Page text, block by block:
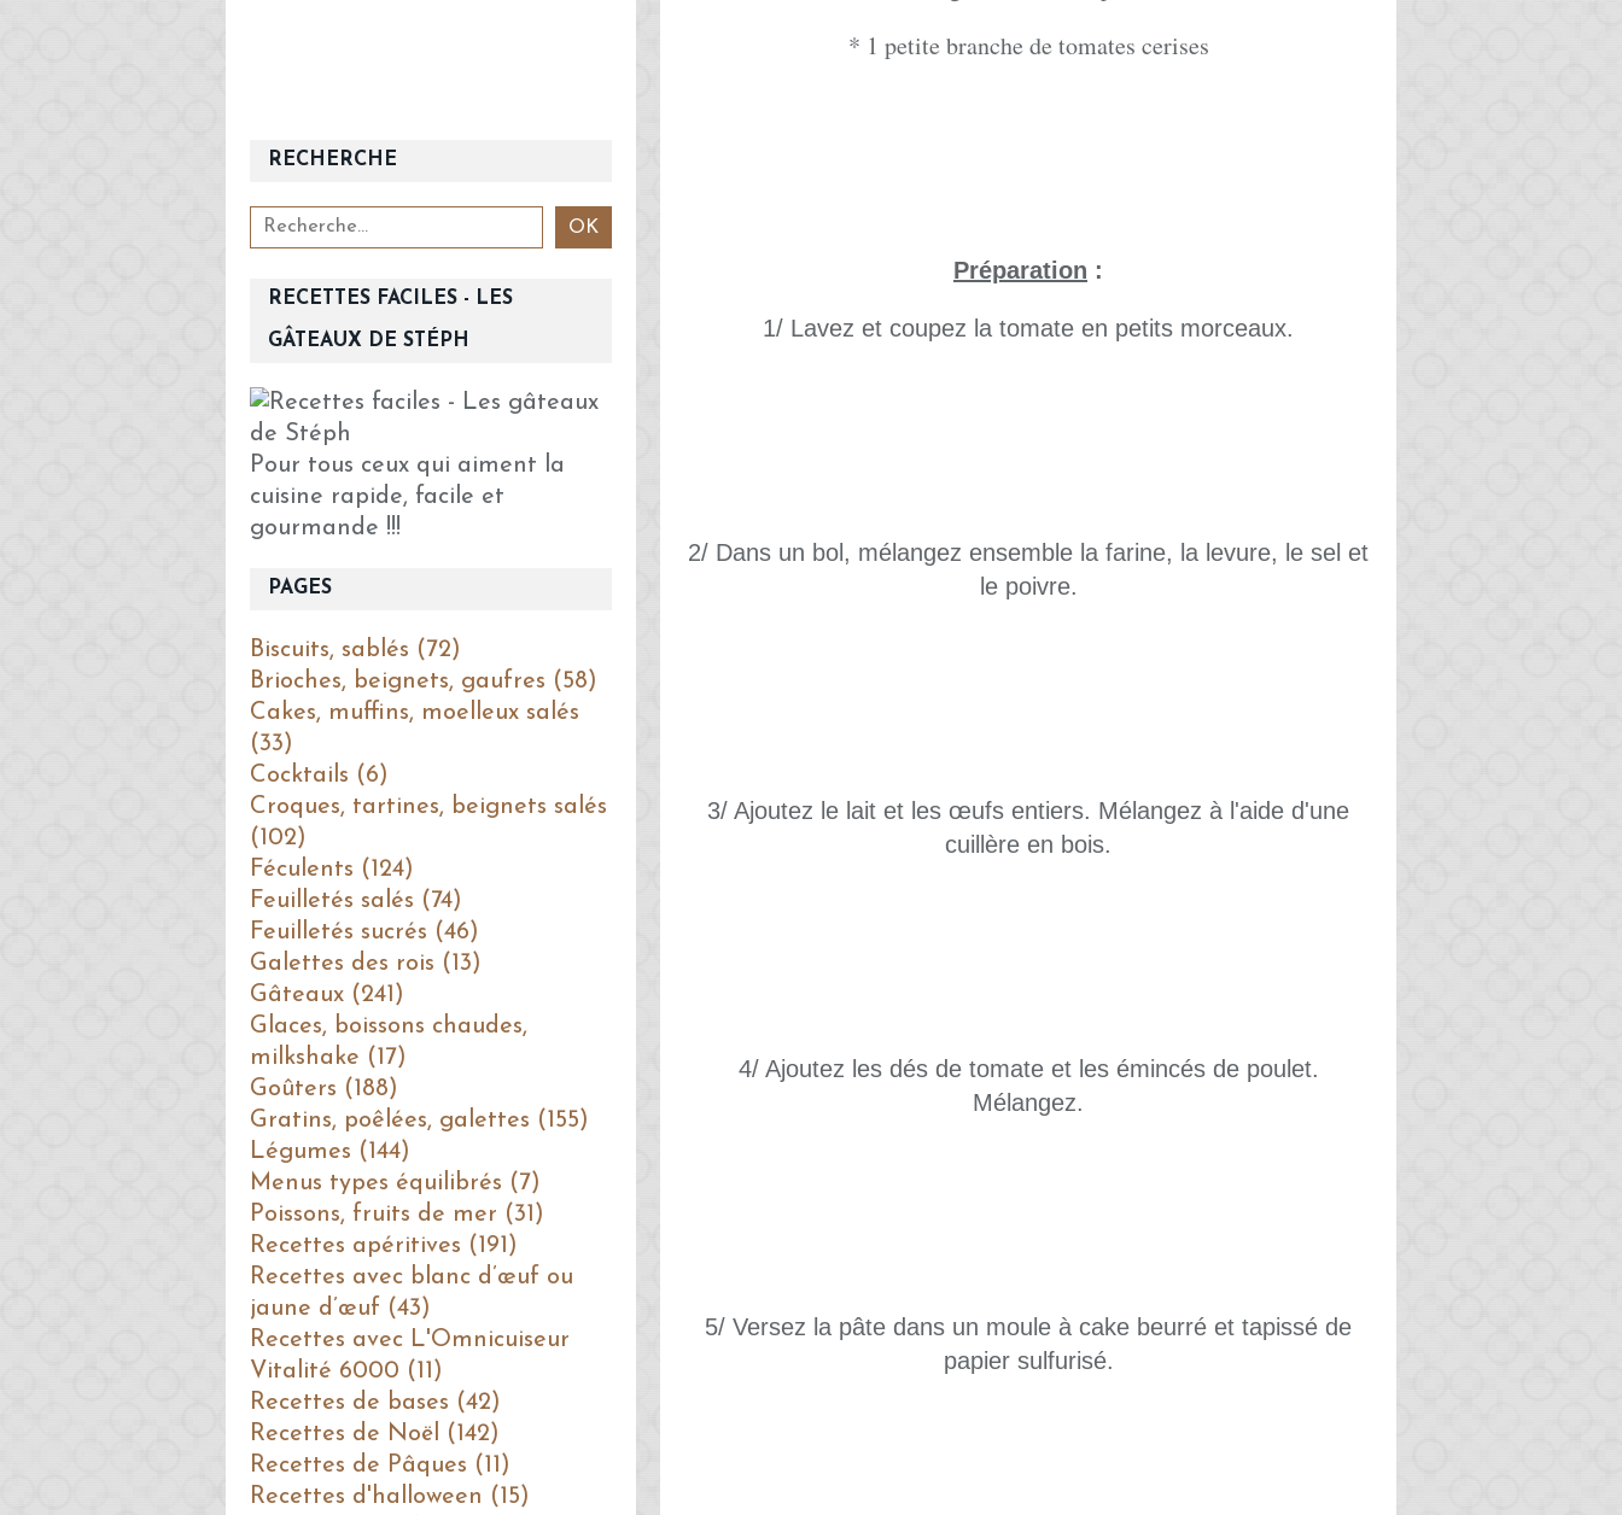
* 1 petite branche de tomates cerises
Préparation :
1/ Lavez et coupez la tomate en petits morceaux.
2/ Dans un bol, mélangez ensemble la farine, la levure, le sel et
le poivre.
3/ Ajoutez le lait et les œufs entiers. Mélangez à l'aide d'une
cuillère en bois.
4/ Ajoutez les dés de tomate et les émincés de poulet.
Mélangez.
5/ Versez la pâte dans un moule à cake beurré et tapissé de
papier sulfurisé.
RECHERCHE
RECETTES FACILES - LES
GÂTEAUX DE STÉPH
Pour tous ceux qui aiment la
cuisine rapide, facile et
gourmande !!!
PAGES
Biscuits, sablés (72)
Brioches, beignets, gaufres (58)
Cakes, muffins, moelleux salés
(33)
Cocktails (6)
Croques, tartines, beignets salés
(102)
Féculents (124)
Feuilletés salés (74)
Feuilletés sucrés (46)
Galettes des rois (13)
Gâteaux (241)
Glaces, boissons chaudes,
milkshake (17)
Goûters (188)
Gratins, poêlées, galettes (155)
Légumes (144)
Menus types équilibrés (7)
Poissons, fruits de mer (31)
Recettes apéritives (191)
Recettes avec blanc d’œuf ou
jaune d’œuf (43)
Recettes avec L'Omnicuiseur
Vitalité 6000 (11)
Recettes de bases (42)
Recettes de Noël (142)
Recettes de Pâques (11)
Recettes d'halloween (15)